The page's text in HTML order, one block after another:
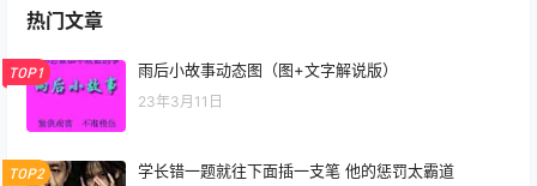
热门文章
TOP1 雨后小故事动态图（图+文字解说版）
23年3月11日
TOP2 学长错一题就往下面插一支笔 他的惩罚太霸道